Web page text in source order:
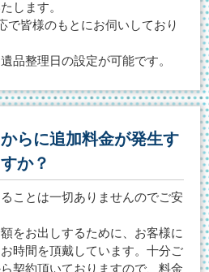
します。
で皆様のもとにお伺いしており
品整理日の設定が可能です。
らに追加料金が発生す
か？
ことは一切ありませんのでご安
をお出しするために、お客様に
時間を頂戴しています。十分ご
契約頂いておりますので、料金